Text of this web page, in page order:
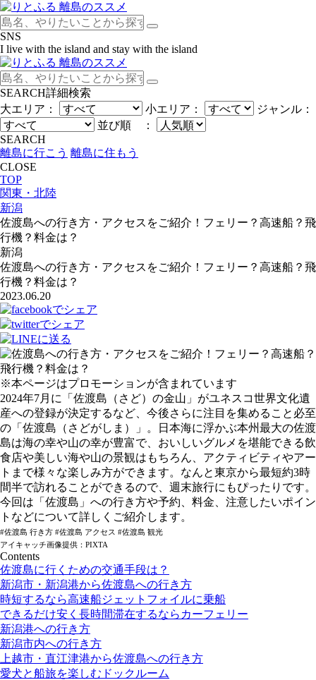
SNS
I live with the island and stay with the island
SEARCH詳細検索
大エリア：
小エリア：
ジャンル：
並び順 ：
SEARCH
離島に行こう 離島に住もう
CLOSE
TOP
関東・北陸
新潟
佐渡島への行き方・アクセスをご紹介！フェリー？高速船？飛
行機？料金は？
新潟
佐渡島への行き方・アクセスをご紹介！フェリー？高速船？飛
行機？料金は？
2023.06.20
※本ページはプロモーションが含まれています
2024年7月に「佐渡島（さど）の金山」がユネスコ世界文化遺
産への登録が決定するなど、今後さらに注目を集めること必至
の「佐渡島（さどがしま）」。日本海に浮かぶ本州最大の佐渡
島は海の幸や山の幸が豊富で、おいしいグルメを堪能できる飲
食店や美しい海や山の景観はもちろん、アクティビティやアー
トまで様々な楽しみ方ができます。なんと東京から最短約3時
間半で訪れることができるので、週末旅行にもぴったりです。
今回は「佐渡島」への行き方や予約、料金、注意したいポイン
トなどについて詳しくご紹介します。
#佐渡島 行き方 #佐渡島 アクセス #佐渡島 観光
アイキャッチ画像提供：PIXTA
Contents
佐渡島に行くための交通手段は？
新潟市・新潟港から佐渡島への行き方
時短するなら高速船ジェットフォイルに乗船
できるだけ安く長時間滞在するならカーフェリー
新潟港への行き方
新潟市内への行き方
上越市・直江津港から佐渡島への行き方
愛犬と船旅を楽しむドックルーム